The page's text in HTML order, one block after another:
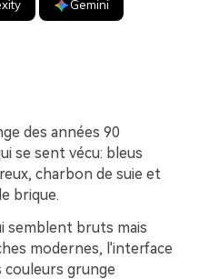
Gemini
des années 90
se sent vécu: bleus
charbon de suie et
brique.
semblent bruts mais
modernes, l'interface
couleurs grunge